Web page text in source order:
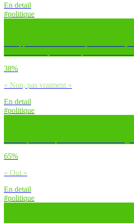
En detail
#politique
38%
« Non, pas vraiment »
En detail
#politique
65%
« Oui »
En detail
#politique